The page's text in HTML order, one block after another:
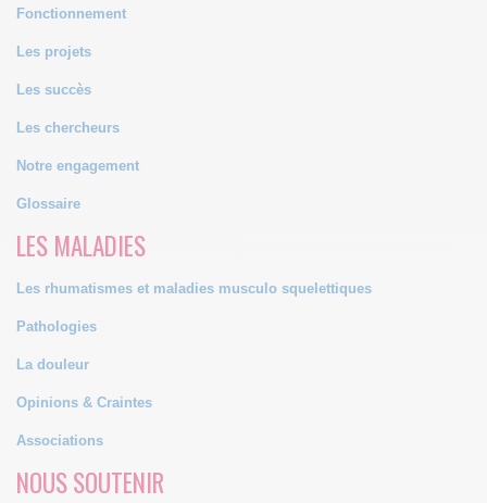
Fonctionnement
Les projets
Les succès
Les chercheurs
Notre engagement
Glossaire
LES MALADIES
Les rhumatismes et maladies musculo squelettiques
Pathologies
La douleur
Opinions & Craintes
Associations
NOUS SOUTENIR